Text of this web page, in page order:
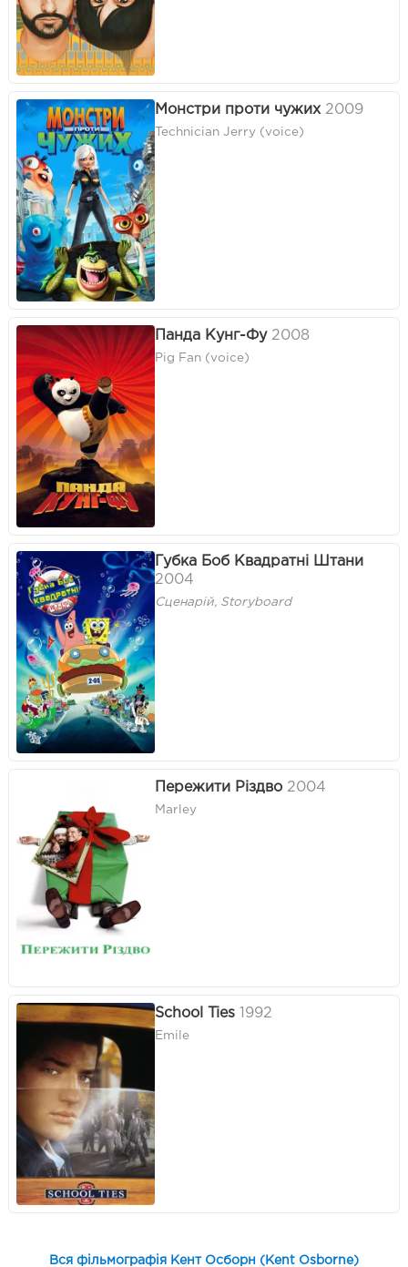
Монстри проти чужих 2009
Technician Jerry (voice)
Панда Кунг-Фу 2008
Pig Fan (voice)
Губка Боб Квадратнi Штани
2004
Сценарій, Storyboard
Пережити Різдво 2004
Marley
School Ties 1992
Emile
Вся фільмографія Кент Осборн (Kent Osborne)